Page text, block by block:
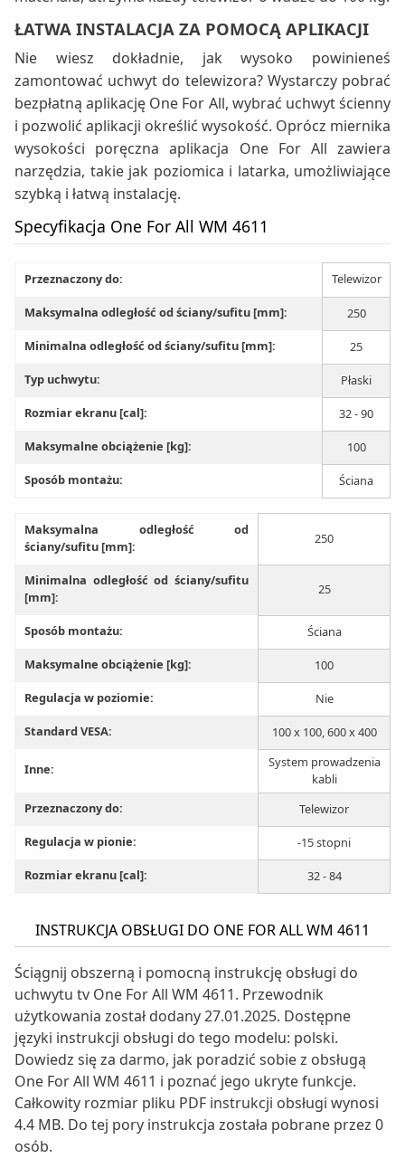
ŁATWA INSTALACJA ZA POMOCĄ APLIKACJI
Nie wiesz dokładnie, jak wysoko powinieneś
zamontować uchwyt do telewizora? Wystarczy pobrać
bezpłatną aplikację One For All, wybrać uchwyt ścienny
i pozwolić aplikacji określić wysokość. Oprócz miernika
wysokości poręczna aplikacja One For All zawiera
narzędzia, takie jak poziomica i latarka, umożliwiające
szybką i łatwą instalację.
Specyfikacja One For All WM 4611
Przeznaczony do: Telewizor
Maksymalna odległość od ściany/sufitu [mm]:
250
Minimalna odległość od ściany/sufitu [mm]:
25
Typ uchwytu:
Płaski
Rozmiar ekranu [cal]:
32 - 90
Maksymalne obciążenie [kg]:
100
Sposób montażu:
Ściana
Maksymalna odległość od
ściany/sufitu [mm]:
250
Minimalna odległość od ściany/sufitu
[mm]:
25
Sposób montażu:
Ściana
Maksymalne obciążenie [kg]:
100
Regulacja w poziomie:
Nie
Standard VESA:
100 x 100, 600 x 400
Inne:
System prowadzenia
kabli
Przeznaczony do:
Telewizor
Regulacja w pionie:
-15 stopni
Rozmiar ekranu [cal]:
32 - 84
INSTRUKCJA OBSŁUGI DO ONE FOR ALL WM 4611
Ściągnij obszerną i pomocną instrukcję obsługi do
uchwytu tv One For All WM 4611. Przewodnik
użytkowania został dodany 27.01.2025. Dostępne
języki instrukcji obsługi do tego modelu: polski.
Dowiedz się za darmo, jak poradzić sobie z obsługą
One For All WM 4611 i poznać jego ukryte funkcje.
Całkowity rozmiar pliku PDF instrukcji obsługi wynosi
4.4 MB. Do tej pory instrukcja została pobrane przez 0
osób.